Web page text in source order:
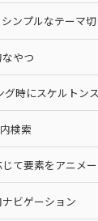
ンプルなテーマ
やつ
時にスケルトン
検索
て要素をアニメ
ビゲーション